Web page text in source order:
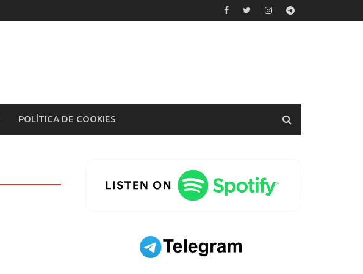
POLÍTICA DE COOKIES